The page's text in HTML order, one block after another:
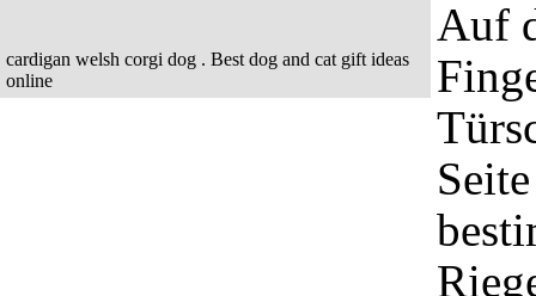
cardigan welsh corgi dog . Best dog and cat gift ideas
online
Auf